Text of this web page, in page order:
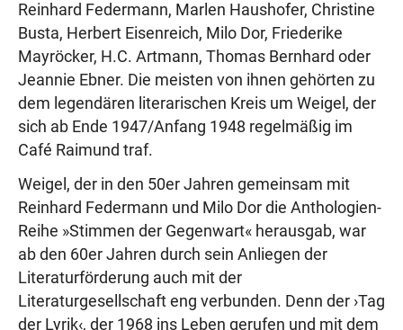
Reinhard Federmann, Marlen Haushofer, Christine
Busta, Herbert Eisenreich, Milo Dor, Friederike
Mayröcker, H.C. Artmann, Thomas Bernhard oder
Jeannie Ebner. Die meisten von ihnen gehörten zu
dem legendären literarischen Kreis um Weigel, der
sich ab Ende 1947/Anfang 1948 regelmäßig im
Café Raimund traf.
Weigel, der in den 50er Jahren gemeinsam mit
Reinhard Federmann und Milo Dor die Anthologien-
Reihe »Stimmen der Gegenwart« herausgab, war
ab den 60er Jahren durch sein Anliegen der
Literaturförderung auch mit der
Literaturgesellschaft eng verbunden. Denn der ›Tag
der Lyrik‹, der 1968 ins Leben gerufen und mit dem